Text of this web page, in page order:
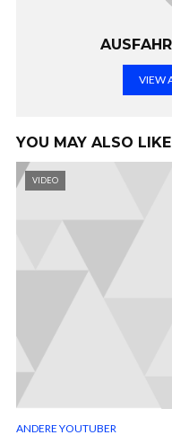
VIEW
YOU MAY ALSO LIKE
VIDEO
ANDERE YOUTUBER